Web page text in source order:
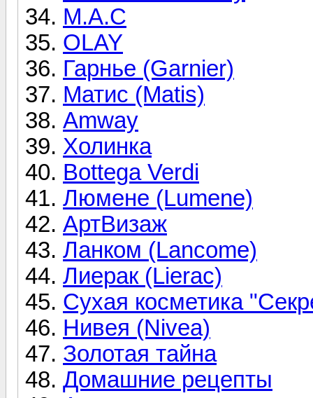
M.A.C
OLAY
Гарнье (Gаrnier)
Матис (Matis)
Amway
Холинка
Bottega Verdi
Люмене (Lumеne)
АртВизаж
Ланком (Lancome)
Лиерак (Lierac)
Сухая косметика
Нивея (Nivea)
Золотая тайна
Домашние рецепты